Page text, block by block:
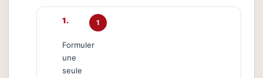
1
Formuler
une
seule